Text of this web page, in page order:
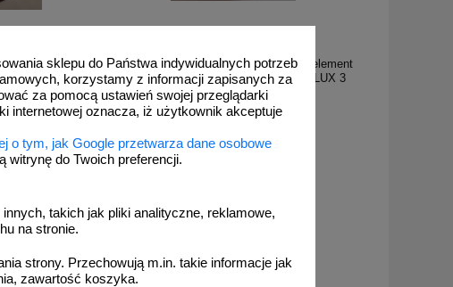
sklepu do Państwa indywidualnych potrzeb
korzystamy z informacji zapisanych za
za pomocą ustawień swojej przeglądarki
internetowej oznacza, iż użytkownik akceptuje
o tym, jak Google przetwarza dane osobowe
do Twoich preferencji.
takich jak pliki analityczne, reklamowe,
na stronie.
strony. Przechowują m.in. takie informacje jak
zawartość koszyka.
punktowy element
- LUX 3
Kocie oczko - najezdniowy, punktowy element
odblaskowy - szklany, wpuszczany - LUX 3
10cm czerwony
do koszyka